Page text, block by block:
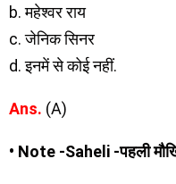
b. महेश्वर राय
c. जेनिक सिनर
d. इनमें से कोई नहीं.
Ans. (A)
• Note -Saheli -पहली